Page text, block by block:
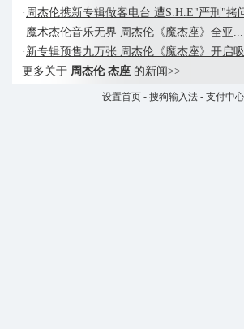
· 周杰伦携新专辑做客电台 遭S.H.E"严刑"拷
·魔术杰伦音乐无界 周杰伦《魔杰座》全亚...
·新专辑预售九万张 周杰伦《魔杰座》开启
更多关于 周杰伦 杰座 的新闻>>
设置首页- 搜狗输入法- 支付中心